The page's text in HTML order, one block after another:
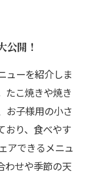
公開！
ューを紹介しま
たこ焼きや焼き
お子様用の小さ
おり、食べやす
アできるメニュ
わせや季節の天